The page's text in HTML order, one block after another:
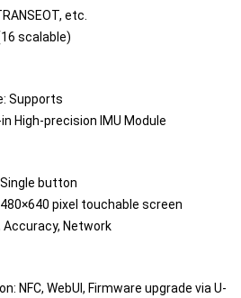
etc.
scalable)
Supports
High-precision IMU Module
button
pixel touchable screen
Accuracy, Network
NFC, WebUI, Firmware upgrade via U-